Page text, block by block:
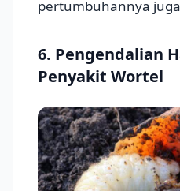
pertumbuhannya
6. Pengendalian
Penyakit Wortel